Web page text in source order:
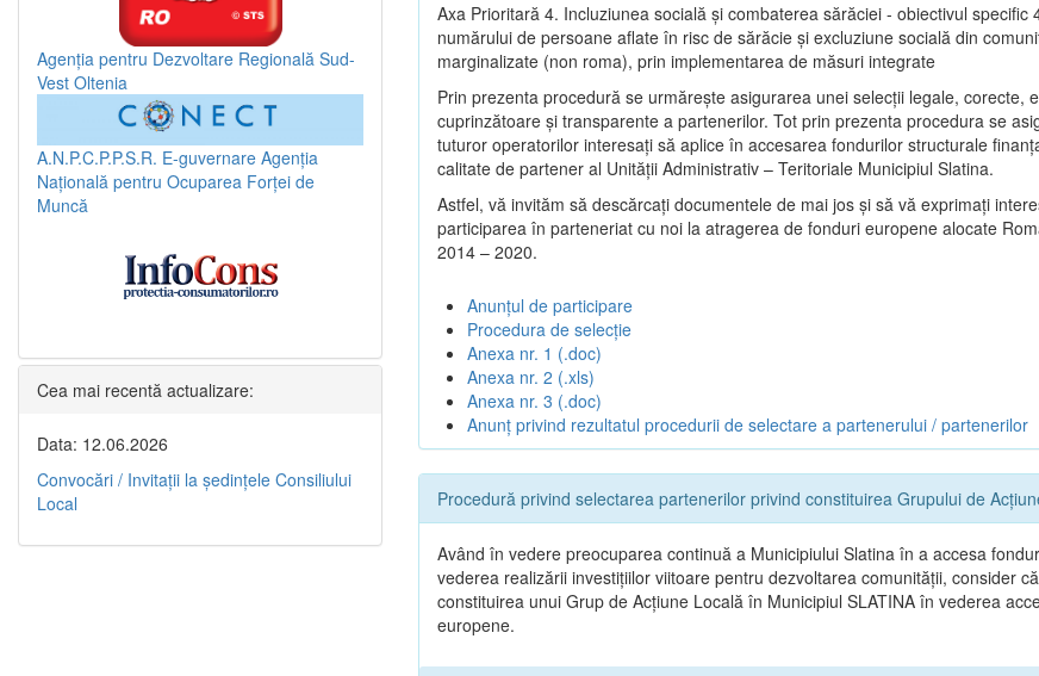
Axa Prioritară 4. Incluziunea socială și combaterea sărăciei - obiectivul specific
numărului de persoane aflate în risc de sărăcie și excluziune socială din
marginalizate (non roma), prin implementarea de măsuri integrate
Prin prezenta procedură se urmăreşte asigurarea unei selecții legale, corecte,
cuprinzătoare şi transparente a partenerilor. Tot prin prezenta procedura se
tuturor operatorilor interesaţi să aplice în accesarea fondurilor structurale
calitate de partener al Unității Administrativ – Teritoriale Municipiul Slatina.
Astfel, vă invităm să descărcați documentele de mai jos și să vă exprimați
participarea în parteneriat cu noi la atragerea de fonduri europene alocate
2014 – 2020.
Anunțul de participare
Procedura de selecție
Anexa nr. 1 (.doc)
Anexa nr. 2 (.xls)
Anexa nr. 3 (.doc)
Anunț privind rezultatul procedurii de selectare a partenerului / partenerilor
Procedură privind selectarea partenerilor privind constituirea Grupului de
Având în vedere preocuparea continuă a Municipiului Slatina în a accesa
vederea realizării investițiilor viitoare pentru dezvoltarea comunității, consider
constituirea unui Grup de Acțiune Locală în Municipiul SLATINA în vederea
europene.
Agenția pentru Dezvoltare Regională Sud-
Vest Oltenia
A.N.P.C.P.P.S.R. E-guvernare Agenția
Națională pentru Ocuparea Forței de
Muncă
Cea mai recentă actualizare:
Data: 12.06.2026
Convocări / Invitaţii la şedinţele Consiliului
Local